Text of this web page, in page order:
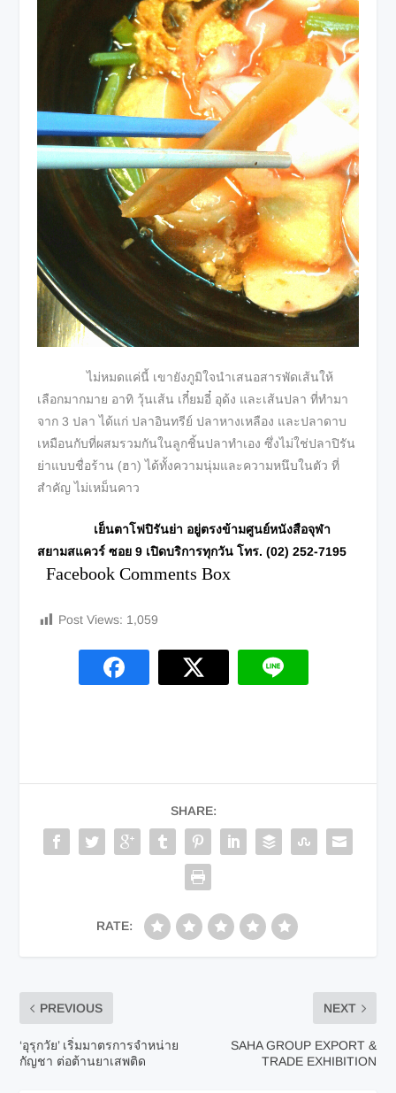
ไม่หมดแค่นี้ เขายังภูมิใจนำเสนอสารพัดเส้นให้
เลือกมากมาย อาทิ วุ้นเส้น เกี๋ยมอี๋ อุด้ง และเส้นปลา ที่ทำมา
จาก 3 ปลา ได้แก่ ปลาอินทรีย์ ปลาหางเหลือง และปลาดาบ
เหมือนกับที่ผสมรวมกันในลูกชิ้นปลาทำเอง ซึ่งไม่ใช่ปลาปิรัน
ย่าแบบชื่อร้าน (ฮา) ได้ทั้งความนุ่มและความหนึบในตัว ที่
สำคัญ ไม่เหม็นคาว
เย็นตาโฟปิรันย่า อยู่ตรงข้ามศูนย์หนังสือจุฬา
สยามสแควร์ ซอย 9 เปิดบริการทุกวัน โทร. (02) 252-7195
Facebook Comments Box
Post Views: 1,059
SHARE:
RATE:
PREVIOUS
‘อุรุกวัย’ เริ่มมาตรการจำหน่าย
กัญชา ต่อต้านยาเสพติด
NEXT
SAHA GROUP EXPORT &
TRADE EXHIBITION